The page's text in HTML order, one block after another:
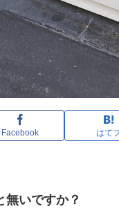
Facebook はて
無いですか？